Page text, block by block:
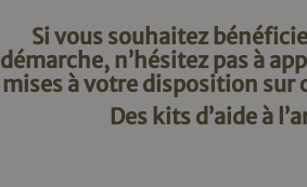
Si vous souhaitez
démarche, n’hésitez pas à
mises à votre disposition sur
Des kits d’aide à